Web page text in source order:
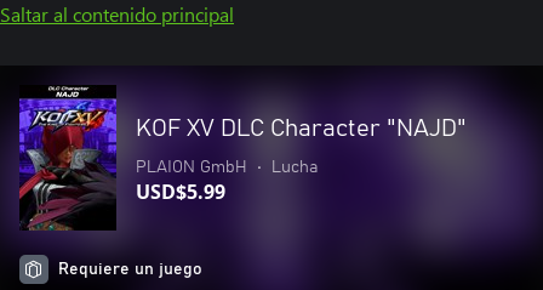
Saltar al contenido principal
KOF XV DLC Character "NAJD"
PLAION GmbH • Lucha
USD$5.99
Requiere un juego